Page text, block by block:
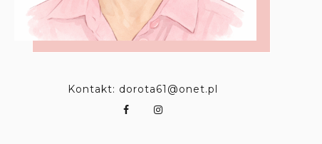
Kontakt: dorota61@onet.pl